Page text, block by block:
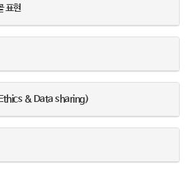
표현
& Data sharing)